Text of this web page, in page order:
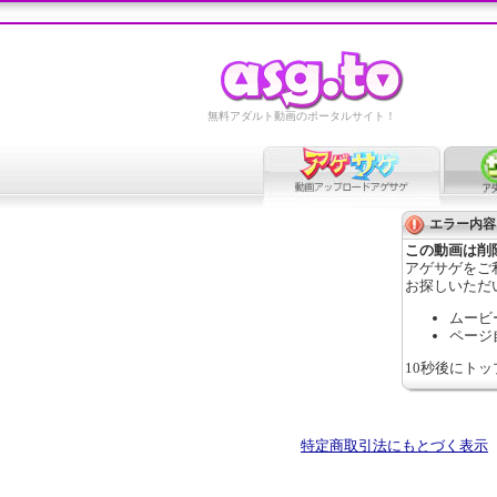
無料アダルト動画のポータルサイト！
エラー内容
この動画は削
アゲサゲをご
お探しいただ
ムービ
ページ
10秒後にト
特定商取引法にもとづく表示